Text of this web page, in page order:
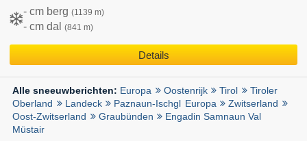
- cm berg (1139 m)
- cm dal (841 m)
Details
Alle sneeuwberichten: Europa Oostenrijk Tirol
Tiroler
Oberland
Landeck Paznaun-Ischgl Europa
Zwitserland
Oost-Zwitserland
Graubünden
Engadin Samnaun Val
Müstair